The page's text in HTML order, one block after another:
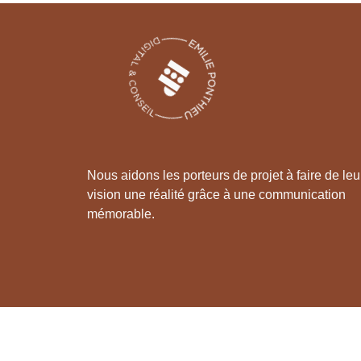
Nous aidons les porteurs de projet à faire de
vision une réalité grâce à une communication
mémorable.